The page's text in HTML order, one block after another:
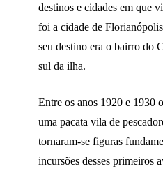
destinos e cidades em que
foi a cidade de
seu destino era o bairro do
sul da ilha.
Entre os anos 1920 e 1930
uma pacata vila de
tornaram-se figuras
incursões desses primeiros